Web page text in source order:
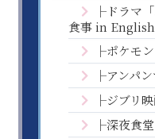
├ドラマ
食事 in English
├ポケモ
├アンパ
├ジブリ
├深夜食